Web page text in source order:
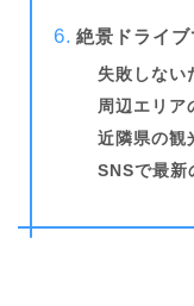
絶景ドライ
失敗しない
周辺エリア
近隣県の観
SNSで最新